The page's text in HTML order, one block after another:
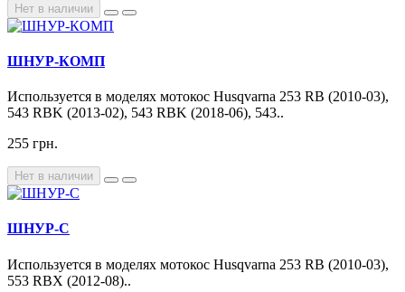
Нет в наличии
ШНУР-КОМП
Используется в моделях мотокос Husqvarna 253 RB (2010-03),
543 RBK (2013-02), 543 RBK (2018-06), 543..
255 грн.
Нет в наличии
ШНУР-С
Используется в моделях мотокос Husqvarna 253 RB (2010-03),
553 RBX (2012-08)..